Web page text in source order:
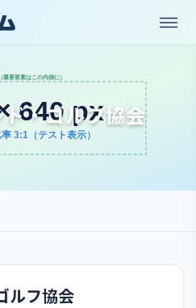
・ゴルフ協会
ルフ協会